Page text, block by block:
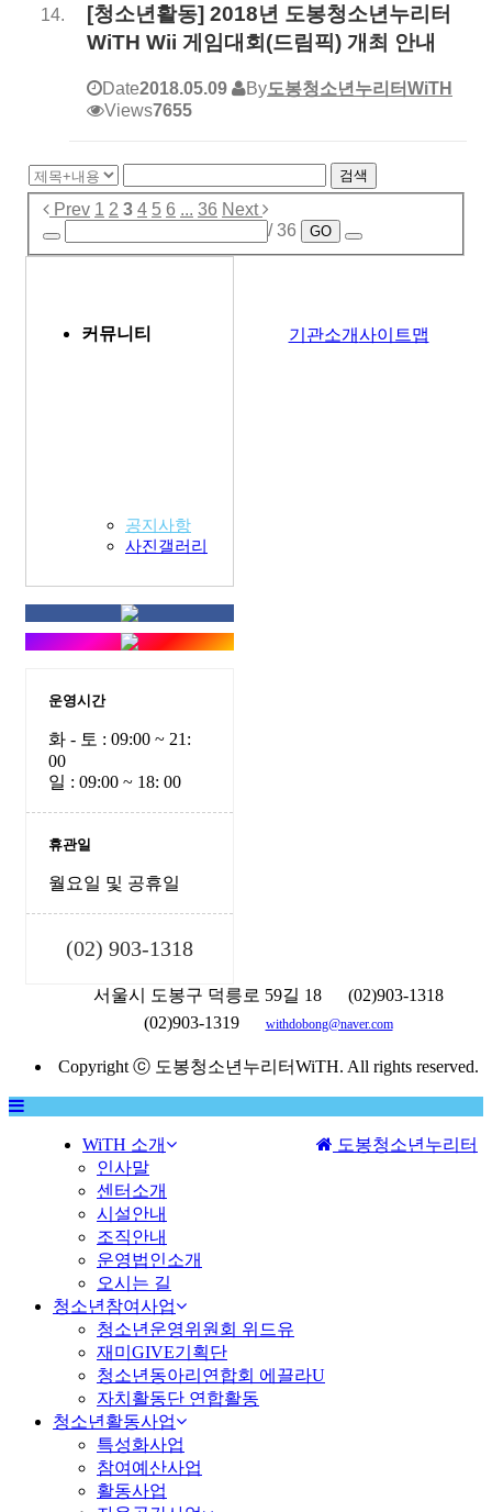
[청소년활동] 2018년 도봉청소년누리터
WiTH Wii 게임대회(드림픽) 개최 안내
Date2018.05.09 By도봉청소년누리터WiTH
Views7655
검색
Prev 1 2 3 4 5 6 ... 36 Next
/ 36
GO
커뮤니티
공지사항
사진갤러리
운영시간
화 - 토 : 09:00 ~ 21:
00
일 : 09:00 ~ 18: 00
휴관일
월요일 및 공휴일
(02) 903-1318
기관소개사이트맵
서울시 도봉구 덕릉로 59길 18
(02)903-1318
(02)903-1319
withdobong@naver.com
Copyright ⓒ 도봉청소년누리터WiTH. All rights reserved.
MENU
도봉청소년누리터
WiTH 소개
인사말
센터소개
시설안내
조직안내
운영법인소개
오시는 길
청소년참여사업
청소년운영위원회 위드유
재미GIVE기획단
청소년동아리연합회 에끌라U
자치활동단 연합활동
청소년활동사업
특성화사업
참여예산사업
활동사업